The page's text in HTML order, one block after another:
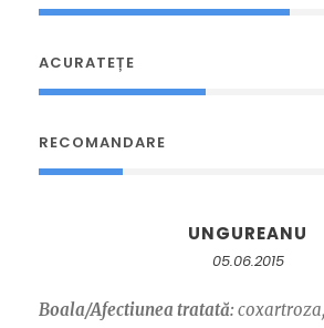
ACURATEȚE
RECOMANDARE
UNGUREANU
05.06.2015
Boala/Afectiunea tratată: